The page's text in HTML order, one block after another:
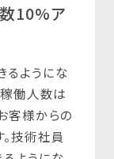
10%ア
ようにな
働人数は
客様からの
技術社員